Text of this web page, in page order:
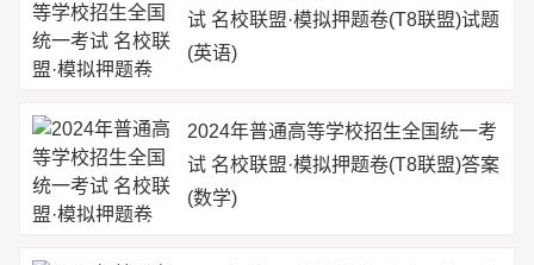
试 名校联盟·模拟押题卷(T8联盟)试题
(英语)
2024年普通高等学校招生全国统一考
试 名校联盟·模拟押题卷(T8联盟)答案
(数学)